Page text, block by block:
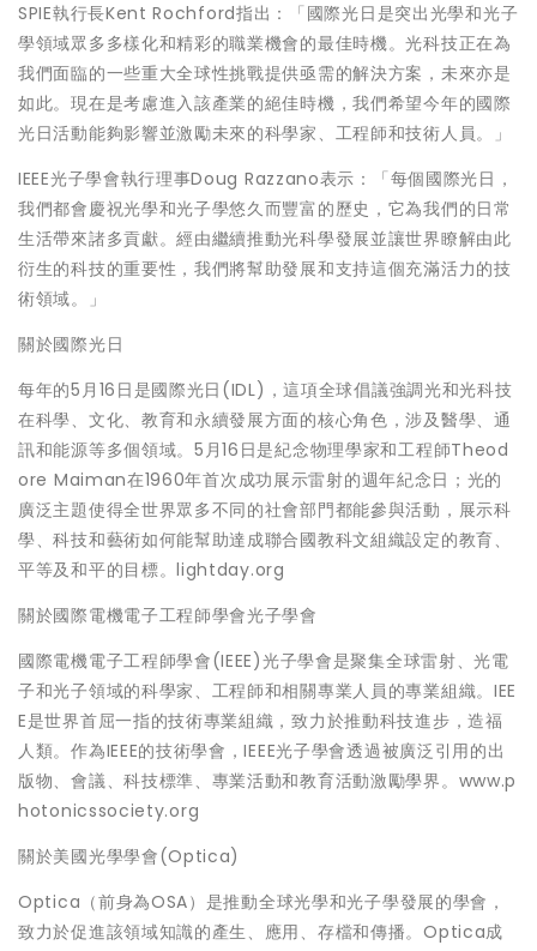
SPIE執行長Kent Rochford指出：「國際光日是突出光學和光子
學領域眾多多樣化和精彩的職業機會的最佳時機。光科技正在為
我們面臨的一些重大全球性挑戰提供亟需的解決方案，未來亦是
如此。現在是考慮進入該產業的絕佳時機，我們希望今年的國際
光日活動能夠影響並激勵未來的科學家、工程師和技術人員。」
IEEE光子學會執行理事Doug Razzano表示：「每個國際光日，
我們都會慶祝光學和光子學悠久而豐富的歷史，它為我們的日常
生活帶來諸多貢獻。經由繼續推動光科學發展並讓世界瞭解由此
衍生的科技的重要性，我們將幫助發展和支持這個充滿活力的技
術領域。」
關於國際光日
每年的5月16日是國際光日(IDL)，這項全球倡議強調光和光科技
在科學、文化、教育和永續發展方面的核心角色，涉及醫學、通
訊和能源等多個領域。5月16日是紀念物理學家和工程師Theod
ore Maiman在1960年首次成功展示雷射的週年紀念日；光的
廣泛主題使得全世界眾多不同的社會部門都能參與活動，展示科
學、科技和藝術如何能幫助達成聯合國教科文組織設定的教育、
平等及和平的目標。lightday.org
關於國際電機電子工程師學會光子學會
國際電機電子工程師學會(IEEE)光子學會是聚集全球雷射、光電
子和光子領域的科學家、工程師和相關專業人員的專業組織。IEE
E是世界首屈一指的技術專業組織，致力於推動科技進步，造福
人類。作為IEEE的技術學會，IEEE光子學會透過被廣泛引用的出
版物、會議、科技標準、專業活動和教育活動激勵學界。www.p
hotonicssociety.org
關於美國光學學會(Optica)
Optica（前身為OSA）是推動全球光學和光子學發展的學會，
致力於促進該領域知識的產生、應用、存檔和傳播。Optica成